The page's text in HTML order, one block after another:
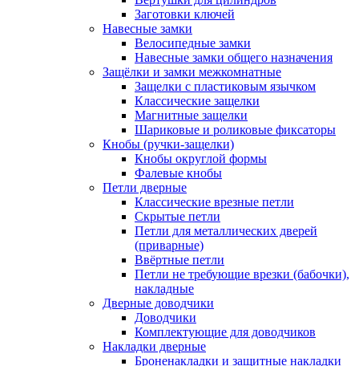
Заготовки ключей
Навесные замки
Велосипедные замки
Навесные замки общего назначения
Защёлки и замки межкомнатные
Защелки с пластиковым язычком
Классические защелки
Магнитные защелки
Шариковые и роликовые фиксаторы
Кнобы (ручки-защелки)
Кнобы округлой формы
Фалевые кнобы
Петли дверные
Классические врезные петли
Скрытые петли
Петли для металлических дверей
(приварные)
Ввёртные петли
Петли не требующие врезки (бабочки),
накладные
Дверные доводчики
Доводчики
Комплектующие для доводчиков
Накладки дверные
Броненакладки и защитные накладки